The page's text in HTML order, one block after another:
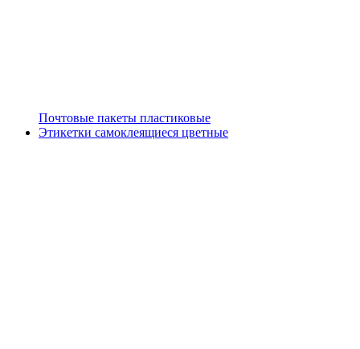
Почтовые пакеты пластиковые
Этикетки самоклеящиеся цветные